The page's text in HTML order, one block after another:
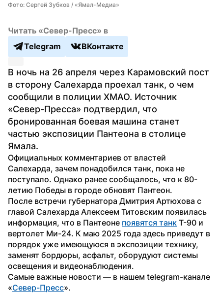
Фото: Сергей Зубков / «Ямал-Медиа»
Читать «Север-Пресс» в
Telegram
ВКонтакте
В ночь на 26 апреля через Карамовский пост
в сторону Салехарда проехал танк, о чем
сообщили в полиции ХМАО. Источник
«Север-Пресса» подтвердил, что
бронированная боевая машина станет
частью экспозиции Пантеона в столице
Ямала.
Официальных комментариев от властей
Салехарда, зачем понадобился танк, пока не
поступало. Однако ранее сообщалось, что к 80-
летию Победы в городе обновят Пантеон.
После встречи губернатора Дмитрия Артюхова с
главой Салехарда Алексеем Титовским появилась
информация, что в Пантеоне появятся танк Т-90 и
вертолет Ми-24. К маю 2025 года здесь приведут в
порядок уже имеющуюся в экспозиции технику,
заменят бордюры, асфальт, оборудуют системы
освещения и видеонаблюдения.
Самые важные новости — в нашем telegram-канале
«Север-Пресс».